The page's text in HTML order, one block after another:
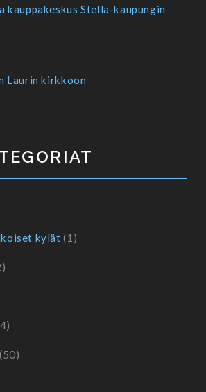
kauppakeskus Stella-kaupungin
Laurin kirkkoon
kylät (1)
(50)